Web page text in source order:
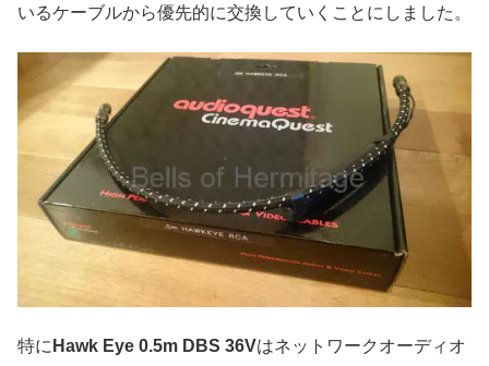
いるケーブルから優先的に交換していくことにしました。
特に Hawk Eye 0.5m DBS 36Vはネットワークオーディオ